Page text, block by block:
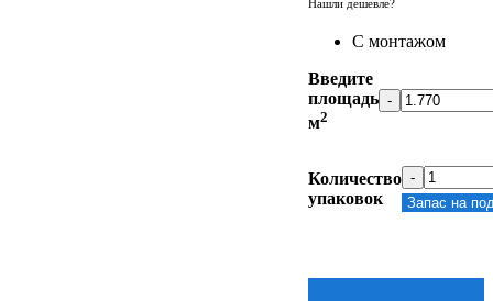
Нашли дешевле?
С монтажом
Введите
площадь
м2
-
Количество
упаковок
-
Запас на